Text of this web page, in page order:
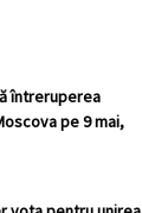
întreruperea
pe 9 mai,